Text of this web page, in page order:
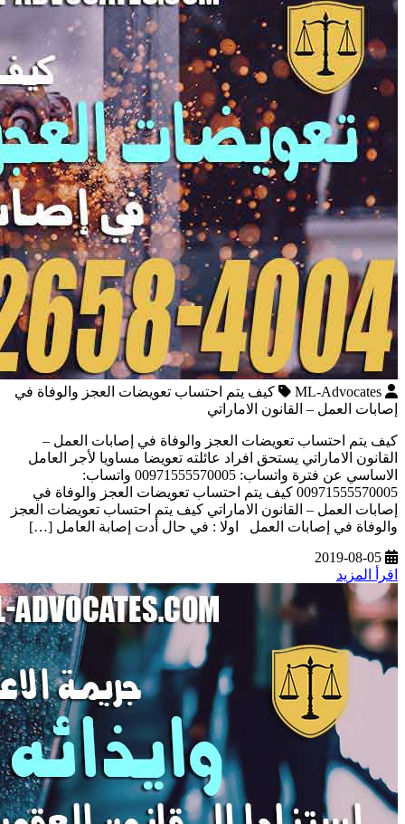
ML-Advocates
كيف يتم احتساب تعويضات العجز والوفاة في
إصابات العمل – القانون الاماراتي
كيف يتم احتساب تعويضات العجز والوفاة في إصابات العمل –
القانون الاماراتي يستحق افراد عائلته تعويضا مساويا لأجر العامل
الاساسي عن فترة واتساب: 00971555570005 واتساب:
00971555570005 كيف يتم احتساب تعويضات العجز والوفاة في
إصابات العمل – القانون الاماراتي كيف يتم احتساب تعويضات العجز
والوفاة في إصابات العمل اولا : في حال أدت إصابة العامل […]
2019-08-05
اقرأ المزيد